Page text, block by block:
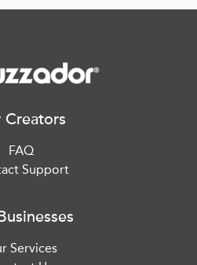
Creators
FAQ
Support
Services